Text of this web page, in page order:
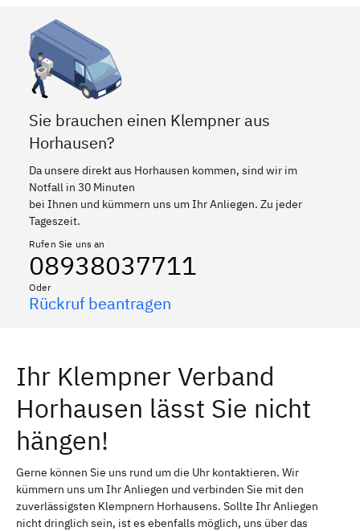
Sie brauchen einen Klempner aus
Horhausen?
Da unsere direkt aus Horhausen kommen, sind wir im
Notfall in 30 Minuten
bei Ihnen und kümmern uns um Ihr Anliegen. Zu jeder
Tageszeit.
Rufen Sie uns an
08938037711
Oder
Rückruf beantragen
Ihr Klempner Verband
Horhausen lässt Sie nicht
hängen!
Gerne können Sie uns rund um die Uhr kontaktieren. Wir
kümmern uns um Ihr Anliegen und verbinden Sie mit den
zuverlässigsten Klempnern Horhausens. Sollte Ihr Anliegen
nicht dringlich sein, ist es ebenfalls möglich, uns über das